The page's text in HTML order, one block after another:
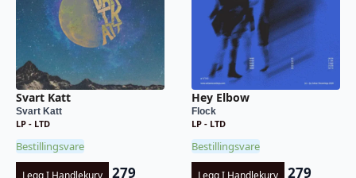
Svart Katt
Svart Katt
LP - LTD
Bestillingsvare
279
Hey Elbow
Flock
LP - LTD
Bestillingsvare
279